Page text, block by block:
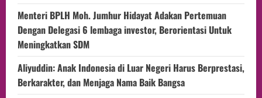
Menteri BPLH Moh. Jumhur Hidayat Adakan Pertemuan
Dengan Delegasi 6 lembaga investor, Berorientasi Untuk
Meningkatkan SDM
Aliyuddin: Anak Indonesia di Luar Negeri Harus Berprestasi,
Berkarakter, dan Menjaga Nama Baik Bangsa